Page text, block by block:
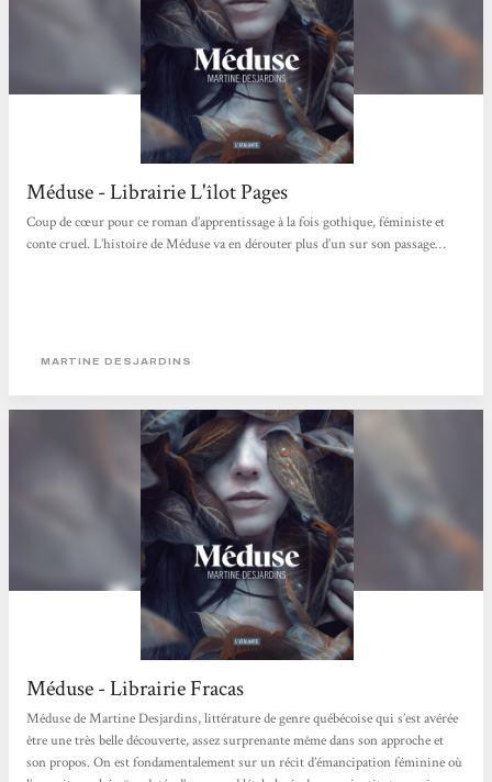
Méduse - Librairie L'îlot Pages
Coup de cœur pour ce roman d’apprentissage à la fois gothique, féministe et
conte cruel. L’histoire de Méduse va en dérouter plus d’un sur son passage…
MARTINE DESJARDINS
Méduse - Librairie Fracas
Méduse de Martine Desjardins, littérature de genre québécoise qui s’est avérée
être une très belle découverte, assez surprenante même dans son approche et
son propos. On est fondamentalement sur un récit d’émancipation féminine où